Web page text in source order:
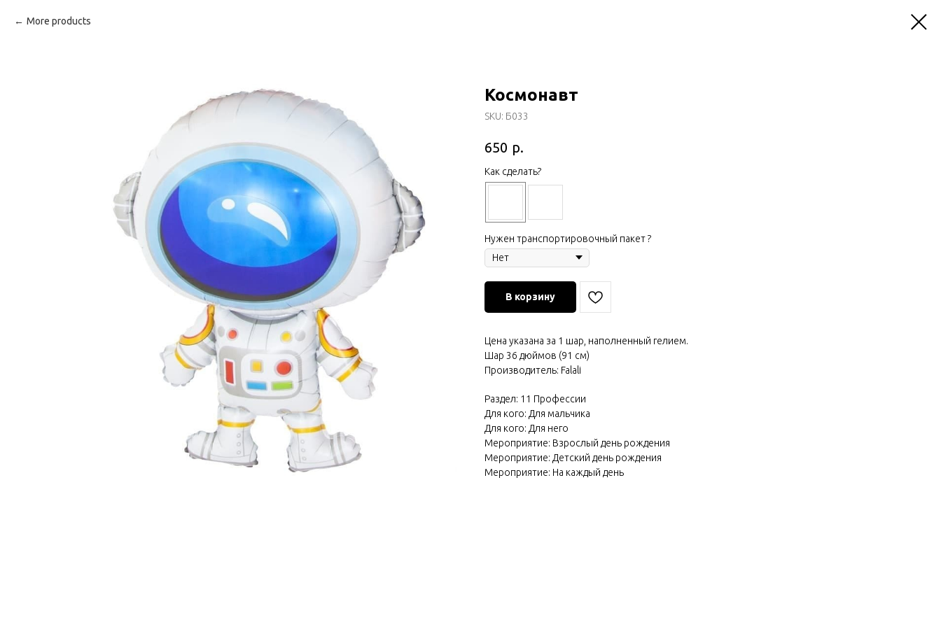
More products
Космонавт
SKU: Б033
650 р.
Как сделать?
Нужен транспортировочный пакет ?
В корзину
Цена указана за 1 шар, наполненный гелием.
Шар 36 дюймов (91 см)
Производитель: Falali
Раздел: 11 Профессии
Для кого: Для мальчика
Для кого: Для него
Мероприятие: Взрослый день рождения
Мероприятие: Детский день рождения
Мероприятие: На каждый день